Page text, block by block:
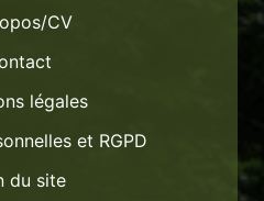
CV
légales
et RGPD
du site